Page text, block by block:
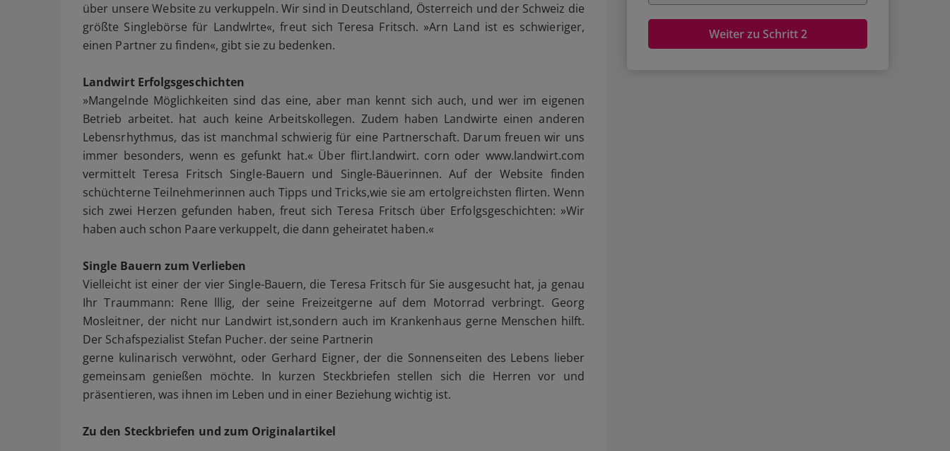
über unsere Website zu verkuppeln. Wir sind in Deutschland, Österreich und der Schweiz die
größte Singlebörse für Landwlrte«, freut sich Teresa Fritsch. »Arn Land ist es schwieriger,
einen Partner zu finden«, gibt sie zu bedenken.
Landwirt Erfolgsgeschichten
»Mangelnde Möglichkeiten sind das eine, aber man kennt sich auch, und wer im eigenen
Betrieb arbeitet. hat auch keine Arbeitskollegen. Zudem haben Landwirte einen anderen
Lebensrhythmus, das ist manchmal schwierig für eine Partnerschaft. Darum freuen wir uns
immer besonders, wenn es gefunkt hat.« Über flirt.landwirt. corn oder www.landwirt.com
vermittelt Teresa Fritsch Single-Bauern und Single-Bäuerinnen. Auf der Website finden
schüchterne Teilnehmerinnen auch Tipps und Tricks,wie sie am ertolgreichsten flirten. Wenn
sich zwei Herzen gefunden haben, freut sich Teresa Fritsch über Erfolgsgeschichten: »Wir
haben auch schon Paare verkuppelt, die dann geheiratet haben.«
Single Bauern zum Verlieben
Vielleicht ist einer der vier Single-Bauern, die Teresa Fritsch für Sie ausgesucht hat, ja genau
Ihr Traummann: Rene lllig, der seine Freizeitgerne auf dem Motorrad verbringt. Georg
Mosleitner, der nicht nur Landwirt ist,sondern auch im Krankenhaus gerne Menschen hilft.
Der Schafspezialist Stefan Pucher. der seine Partnerin
gerne kulinarisch verwöhnt, oder Gerhard Eigner, der die Sonnenseiten des Lebens lieber
gemeinsam genießen möchte. In kurzen Steckbriefen stellen sich die Herren vor und
präsentieren, was ihnen im Leben und in einer Beziehung wichtig ist.
Zu den Steckbriefen und zum Originalartikel
Weiter zu Schritt 2